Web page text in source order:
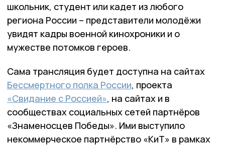
школьник, студент или кадет из любого
региона России – представители молодёжи
увидят кадры военной кинохроники и о
мужестве потомков героев.
Сама трансляция будет доступна на сайтах
Бессмертного полка России, проекта
«Свидание с Россией», на сайтах и в
сообществах социальных сетей партнёров
«Знаменосцев Победы». Ими выступило
некоммерческое партнёрство «КиТ» в рамках